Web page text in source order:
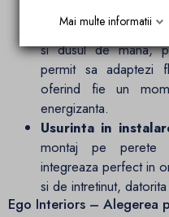
Experienta de
confort maxim:
si dusul de mana,
permit sa adaptezi
oferind fie un
energizanta.
Usurinta in
montaj pe perete
integreaza perfect in
si de intretinut,
Ego Interiors – Alegerea
Mai multe informatii